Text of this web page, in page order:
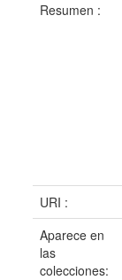
Resumen :
URI :
Aparece en
las
colecciones: